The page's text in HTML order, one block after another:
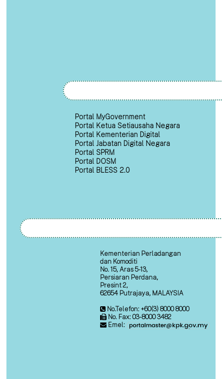
Portal MyGovernment
Portal Ketua Setiausaha Negara
Portal Kementerian Digital
Portal Jabatan Digital Negara
Portal SPRM
Portal DOSM
Portal BLESS 2.0
Kementerian Perladangan
dan Komoditi
No. 15, Aras 5-13,
Persiaran Perdana,
Presint 2,
62654 Putrajaya, MALAYSIA
No.Telefon: +60(3) 8000 8000
No. Fax: 03-8000 3482
Emel: